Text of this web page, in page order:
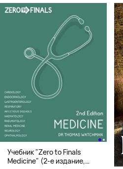
Учебник "Zero to Finals
Medicine" (2-е издание,